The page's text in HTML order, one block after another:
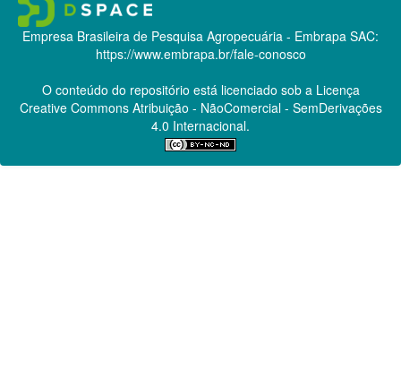
Empresa Brasileira de Pesquisa Agropecuária - Embrapa SAC:
https://www.embrapa.br/fale-conosco
O conteúdo do repositório está licenciado sob a Licença
Creative CommonsAtribuição - NãoComercial - SemDerivações
4.0 Internacional.